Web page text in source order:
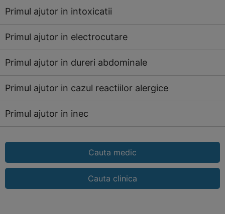
Primul ajutor in intoxicatii
Primul ajutor in electrocutare
Primul ajutor in dureri abdominale
Primul ajutor in cazul reactiilor alergice
Primul ajutor in inec
Cauta medic
Cauta clinica